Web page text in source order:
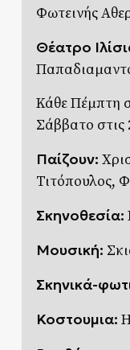
Φωτεινής
Θέατρο
Κάθε Πέμπτη
Σάββατο στις
Παίζουν:
Τιτόπουλος,
Σκηνοθεσία:
Μουσική:
Σκηνικά-
Κοστουμια: